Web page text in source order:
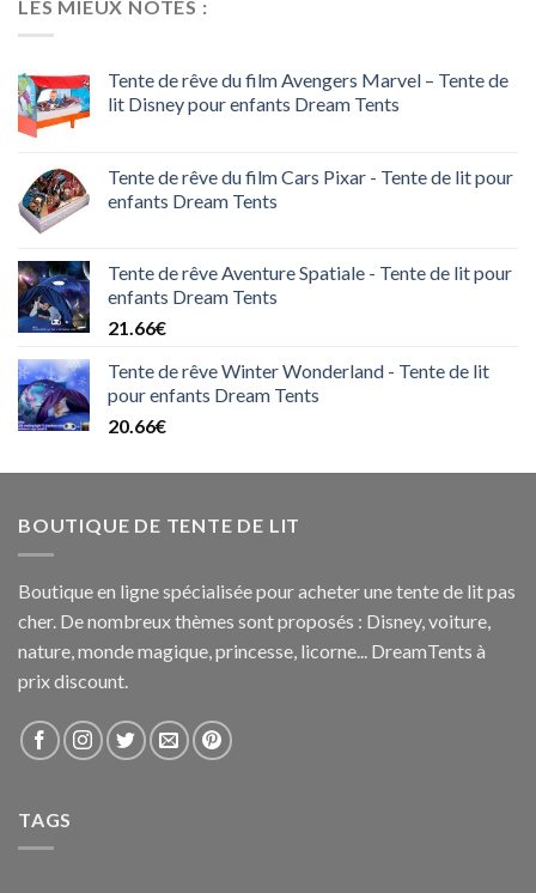
LES MIEUX NOTÉS :
Tente de rêve du film Avengers Marvel – Tente de
lit Disney pour enfants Dream Tents
Tente de rêve du film Cars Pixar - Tente de lit pour
enfants Dream Tents
Tente de rêve Aventure Spatiale - Tente de lit pour
enfants Dream Tents
21.66€
Tente de rêve Winter Wonderland - Tente de lit
pour enfants Dream Tents
20.66€
BOUTIQUE DE TENTE DE LIT
Boutique en ligne spécialisée pour acheter une tente de lit pas
cher. De nombreux thèmes sont proposés : Disney, voiture,
nature, monde magique, princesse, licorne... DreamTents à
prix discount.
TAGS